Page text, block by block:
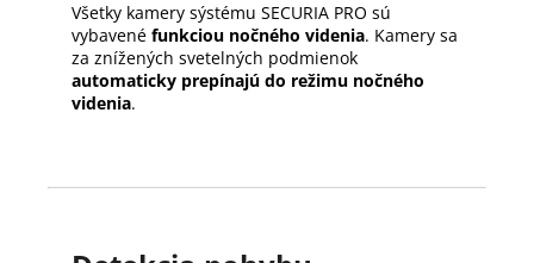
Všetky kamery sýstému SECURIA PRO sú
vybavené funkciou nočného videnia. Kamery sa
za znížených svetelných podmienok
automaticky prepínajú do režimu nočného
videnia.